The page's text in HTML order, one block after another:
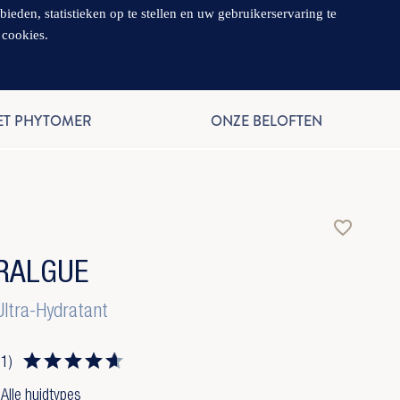
PHYTOMER ONZE BELOFTEN
favorite_border
Hydratant
huidtypes
statistieken op te stellen en uw gebruikerservaring te